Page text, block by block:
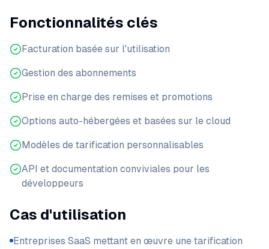
Fonctionnalités clés
Facturation basée sur l'utilisation
Gestion des abonnements
Prise en charge des remises et promotions
Options auto-hébergées et basées sur le cloud
Modèles de tarification personnalisables
API et documentation conviviales pour les
développeurs
Cas d'utilisation
Entreprises SaaS mettant en œuvre une tarification